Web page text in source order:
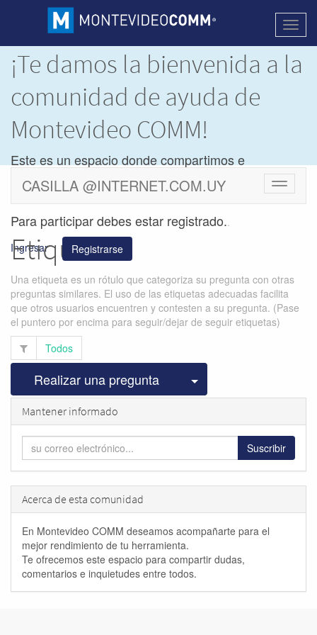
¡Te damos la bienvenida a la
comunidad de ayuda de
Montevideo COMM!
Este es un espacio donde compartimos e
intercambiamos dudas y soluciones de los
productos deMontevideo COMM.
Para participar debes estar registrado..
Ingresar
Registrarse
Cambiar
CASILLA @INTERNET.COM.UY
Etiquetas
Una etiqueta es un rótulo que categoriza su pregunta con otras
preguntas similares. El uso de las etiquetas adecuadas facilita
que otros usuarios encuentren y contesten a su pregunta. (Pase
el puntero por encima para seguir/dejar de seguir etiquetas)
Todos
Realizar una pregunta Seleccionar
Mantener informado
Suscribir
Acerca de esta comunidad
En Montevideo COMM deseamos acompañarte para el
mejor rendimiento de tu herramienta.
Te ofrecemos este espacio para compartir dudas,
comentarios e inquietudes entre todos.